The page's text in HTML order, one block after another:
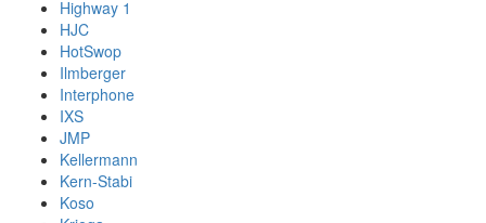
Highway 1
HJC
HotSwop
Ilmberger
Interphone
IXS
JMP
Kellermann
Kern-Stabi
Koso